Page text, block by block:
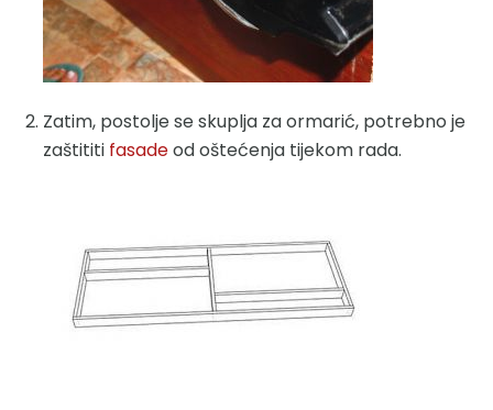
Zatim, postolje se skuplja za ormarić, potrebno je
zaštititi fasadeod oštećenja tijekom rada.